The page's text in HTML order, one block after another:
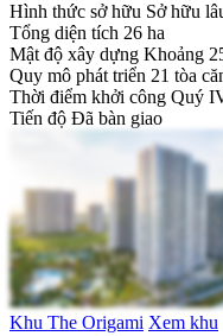
Hình thức sở hữu Sở hữu
Tổng diện tích 26 ha
Mật độ xây dựng Khoảng
Quy mô phát triển 21 tòa
Thời điểm khởi công Quý
Tiến độ Đã bàn giao
Khu The Origami Xem khu